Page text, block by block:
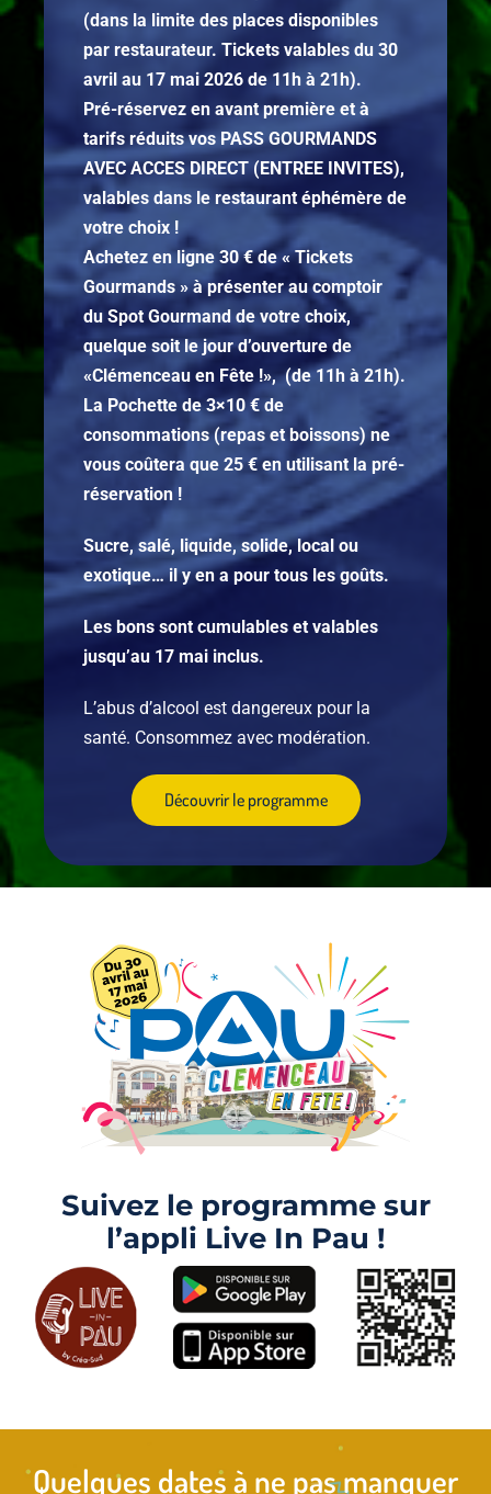
(dans la limite des places disponibles
par restaurateur. Tickets valables du 30
avril au 17 mai 2026 de 11h à 21h).
Pré-réservez en avant première et à
tarifs réduits vos PASS GOURMANDS
AVEC ACCES DIRECT (ENTREE INVITES),
valables dans le restaurant éphémère de
votre choix !
Achetez en ligne 30 € de « Tickets
Gourmands » à présenter au comptoir
du Spot Gourmand de votre choix,
quelque soit le jour d’ouverture de
«Clémenceau en Fête !», (de 11h à 21h).
La Pochette de 3×10 € de
consommations (repas et boissons) ne
vous coûtera que 25 € en utilisant la pré-
réservation !
Sucre, salé, liquide, solide, local ou
exotique… il y en a pour tous les goûts.
Les bons sont cumulables et valables
jusqu’au 17 mai inclus.
L’abus d’alcool est dangereux pour la
santé. Consommez avec modération.
Découvrir le programme
Suivez le programme sur
l’appli Live In Pau !
Quelques dates à ne pas manquer